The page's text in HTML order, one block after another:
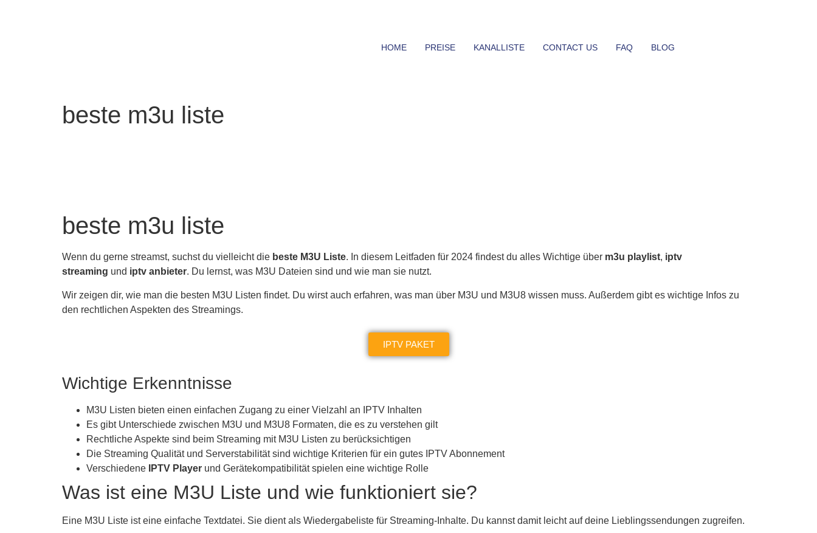
HOME PREISE KANALLISTE CONTACT US FAQ BLOG
beste m3u liste
beste m3u liste
Wenn du gerne streamst, suchst du vielleicht die beste M3U Liste. In diesem Leitfaden für 2024 findest du alles Wichtige über m3u playlist, iptv
streaming und iptv anbieter. Du lernst, was M3U Dateien sind und wie man sie nutzt.
Wir zeigen dir, wie man die besten M3U Listen findet. Du wirst auch erfahren, was man über M3U und M3U8 wissen muss. Außerdem gibt es wichtige Infos zu
den rechtlichen Aspekten des Streamings.
IPTV PAKET
Wichtige Erkenntnisse
M3U Listen bieten einen einfachen Zugang zu einer Vielzahl an IPTV Inhalten
Es gibt Unterschiede zwischen M3U und M3U8 Formaten, die es zu verstehen gilt
Rechtliche Aspekte sind beim Streaming mit M3U Listen zu berücksichtigen
Die Streaming Qualität und Serverstabilität sind wichtige Kriterien für ein gutes IPTV Abonnement
Verschiedene
IPTV Player und Gerätekompatibilität spielen eine wichtige Rolle
Was ist eine M3U Liste und wie funktioniert sie?
Eine M3U Liste ist eine einfache Textdatei. Sie dient als Wiedergabeliste für Streaming-Inhalte. Du kannst damit leicht auf deine Lieblingssendungen zugreifen.